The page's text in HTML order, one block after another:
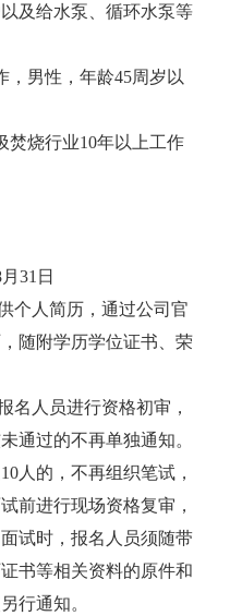
及给水泵、循环水泵等
，男性，年龄45周岁以
焚烧行业10年以上工作
31日
个人简历，通过公司官
随附学历学位证书、荣
名人员进行资格初审，
通过的不再单独通知。
人的，不再组织笔试，
前进行现场资格复审，
试时，报名人员须随带
书等相关资料的原件和
行通知。